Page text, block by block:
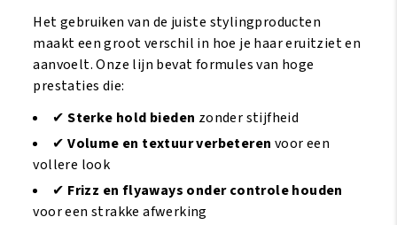
Het gebruiken van de juiste stylingproducten
maakt een groot verschil in hoe je haar eruitziet en
aanvoelt. Onze lijn bevat formules van hoge
prestaties die:
✔Sterke hold bieden zonder stijfheid
✔Volume en textuur verbeteren voor een
vollere look
✔ Frizz en flyaways onder controle houden
voor een strakke afwerking